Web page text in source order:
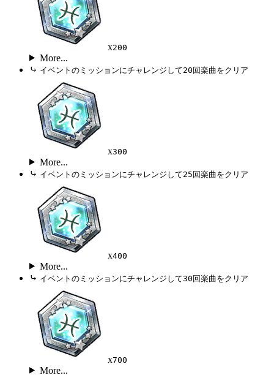
x200
More...
⤷ イベントのミッションにチャレンジして20回楽曲をクリア
x300
More...
⤷ イベントのミッションにチャレンジして25回楽曲をクリア
x400
More...
⤷ イベントのミッションにチャレンジして30回楽曲をクリア
x700
More...